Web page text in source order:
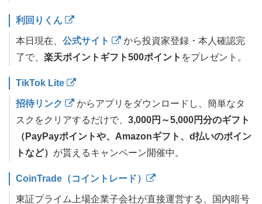
利回りくん
本日現在、 公式サイト
から投資家登録・本人確認完
了で、 楽天ポイントギフト500ポイント をプレゼント。
TikTok Lite
招待リンク
からアプリをダウンロードし、簡単なタ
スクをクリアするだけで、 3,000円～5,000円分のギフト
（PayPayポイントや、Amazonギフト、d払いのポイン
トなど） が貰えるキャンペーン開催中。
CoinTrade（コイントレード）
東証プライム上場企業子会社が直接運営する、国内暗号